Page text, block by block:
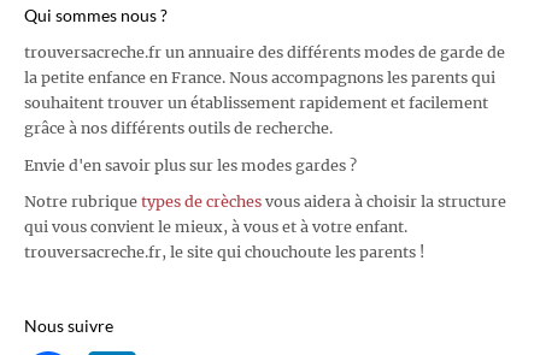
Qui sommes nous ?
trouversacreche.fr un annuaire des différents modes de garde de
la petite enfance en France. Nous accompagnons les parents qui
souhaitent trouver un établissement rapidement et facilement
grâce à nos différents outils de recherche.
Envie d'en savoir plus sur les modes gardes ?
Notre rubrique types de crèches vous aidera à choisir la structure
qui vous convient le mieux, à vous et à votre enfant.
trouversacreche.fr, le site qui chouchoute les parents !
Nous suivre